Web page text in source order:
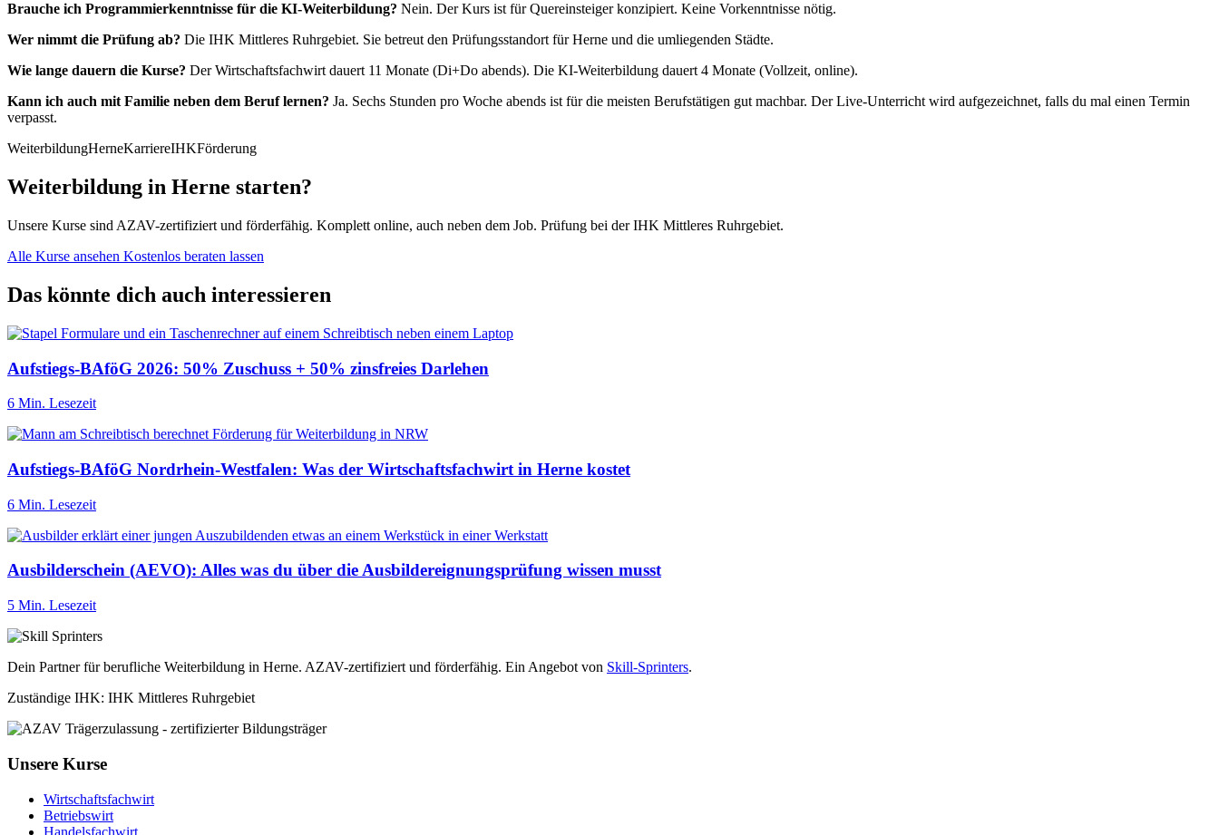
Brauche ich Programmierkenntnisse für die KI-Weiterbildung? Nein. Der Kurs ist für Quereinsteiger konzipiert. Keine Vorkenntnisse nötig.
Wer nimmt die Prüfung ab? Die IHK Mittleres Ruhrgebiet. Sie betreut den Prüfungsstandort für Herne und die umliegenden Städte.
Wie lange dauern die Kurse? Der Wirtschaftsfachwirt dauert 11 Monate (Di+Do abends). Die KI-Weiterbildung dauert 4 Monate (Vollzeit, online).
Kann ich auch mit Familie neben dem Beruf lernen? Ja. Sechs Stunden pro Woche abends ist für die meisten Berufstätigen gut machbar. Der Live-Unterricht wird aufgezeichnet, falls du mal einen Termin
verpasst.
WeiterbildungHerneKarriereIHKFörderung
Weiterbildung in Herne starten?
Unsere Kurse sind AZAV-zertifiziert und förderfähig. Komplett online, auch neben dem Job. Prüfung bei der IHK Mittleres Ruhrgebiet.
Alle Kurse ansehen Kostenlos beraten lassen
Das könnte dich auch interessieren
Aufstiegs-BAföG 2026: 50% Zuschuss + 50% zinsfreies Darlehen
6 Min. Lesezeit
Aufstiegs-BAföG Nordrhein-Westfalen: Was der Wirtschaftsfachwirt in Herne kostet
6 Min. Lesezeit
Ausbilderschein (AEVO): Alles was du über die Ausbildereignungsprüfung wissen musst
5 Min. Lesezeit
Dein Partner für berufliche Weiterbildung in Herne. AZAV-zertifiziert und förderfähig. Ein Angebot von Skill-Sprinters.
Zuständige IHK: IHK Mittleres Ruhrgebiet
Unsere Kurse
Wirtschaftsfachwirt
Betriebswirt
Handelsfachwirt